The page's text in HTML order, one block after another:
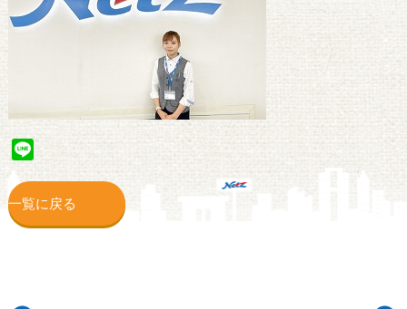
Line
一覧に戻る